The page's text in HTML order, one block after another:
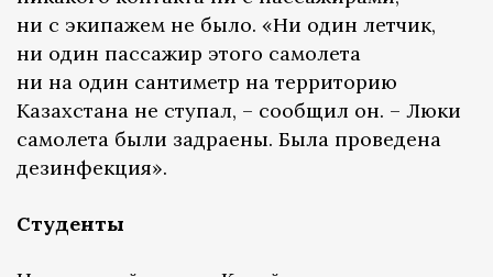
ни с экипажем не было. «Ни один летчик,
ни один пассажир этого самолета
ни на один сантиметр на территорию
Казахстана не ступал, – сообщил он. – Люки
самолета были задраены. Была проведена
дезинфекция».
Студенты